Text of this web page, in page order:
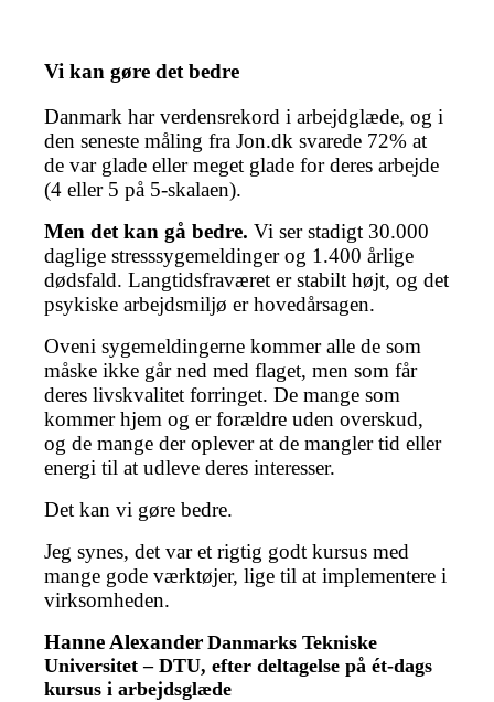
Vi kan gøre det bedre
Danmark har verdensrekord i arbejdglæde, og i
den seneste måling fra Jon.dk svarede 72% at
de var glade eller meget glade for deres arbejde
(4 eller 5 på 5-skalaen).
Men det kan gå bedre. Vi ser stadigt 30.000
daglige stresssygemeldinger og 1.400 årlige
dødsfald. Langtidsfraværet er stabilt højt, og det
psykiske arbejdsmiljø er hovedårsagen.
Oveni sygemeldingerne kommer alle de som
måske ikke går ned med flaget, men som får
deres livskvalitet forringet. De mange som
kommer hjem og er forældre uden overskud,
og de mange der oplever at de mangler tid eller
energi til at udleve deres interesser.
Det kan vi gøre bedre.
Jeg synes, det var et rigtig godt kursus med
mange gode værktøjer, lige til at implementere i
virksomheden.
Hanne Alexander Danmarks Tekniske
Universitet – DTU, efter deltagelse på ét-dags
kursus i arbejdsglæde